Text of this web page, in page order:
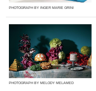
PHOTOGRAPH BY INGER MARIE GRINI
PHOTOGRAPH BY MELODY MELAMED